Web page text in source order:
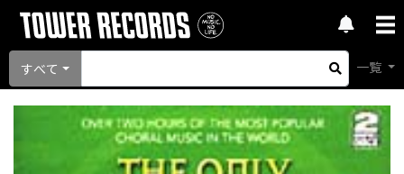
すべて 一覧